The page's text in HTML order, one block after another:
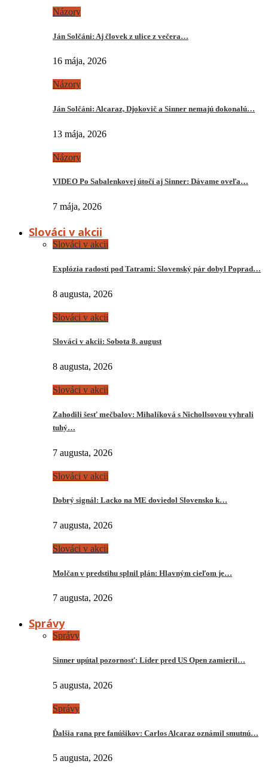
Názory
Ján Solčáni: Aj človek z ulice z večera…
16 mája, 2026
Názory
Ján Solčáni: Alcaraz, Djokovič a Sinner nemajú dokonalú…
13 mája, 2026
Názory
VIDEO Po Sabalenkovej útočí aj Sinner: Dávame oveľa…
7 mája, 2026
Slováci v akcii
Slováci v akcii
Explózia radosti pod Tatrami: Slovenský pár dobyl Poprad…
8 augusta, 2026
Slováci v akcii
Slováci v akcii: Sobota 8. august
8 augusta, 2026
Slováci v akcii
Zahodili šesť mečbalov: Mihalíková s Nichollsovou vyhrali
tuhý…
7 augusta, 2026
Slováci v akcii
Dobrý signál: Lacko na ME doviedol Slovensko k…
7 augusta, 2026
Slováci v akcii
Molčan v predstihu splnil plán: Hlavným cieľom je…
7 augusta, 2026
Správy
Správy
Sinner upútal pozornosť: Líder pred US Open zamieril…
5 augusta, 2026
Správy
Ďalšia rana pre fanúšikov: Carlos Alcaraz oznámil smutnú…
5 augusta, 2026